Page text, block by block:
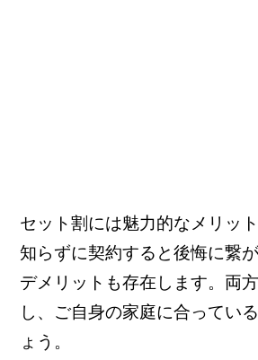
セット割には魅力的なメリッ
知らずに契約すると後悔に繋
デメリットも存在します。両
し、ご自身の家庭に合ってい
ょう。